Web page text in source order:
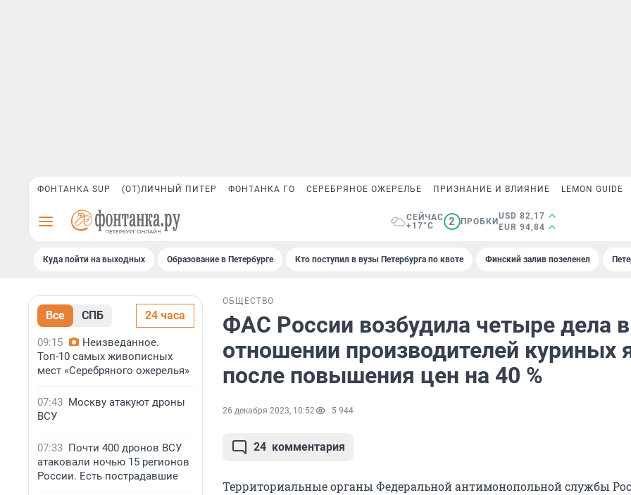
ФОНТАНКА SUP (ОТ)ЛИЧНЫЙ ПИТЕР ФОНТАНКА ГО СЕРЕБРЯНОЕ ОЖЕРЕЛЬЕ ПРИЗНАНИЕ И ВЛИЯНИЕ LEMON GUIDE
СЕЙЧАС
+17°C
2 ПРОБКИ
USD 82,17
EUR 94,84
Куда пойти на выходных Образование в Петербурге Кто поступил в вузы Петербурга по квоте Финский залив позеленел
Все СПБ 24 часа
09:15
Неизведанное.
Топ-10 самых живописных
мест «Серебряного ожерелья»
07:43 Москву атакуют дроны
ВСУ
07:33 Почти 400 дронов ВСУ
атаковали ночью 15 регионов
России. Есть пострадавшие
ОБЩЕСТВО
ФАС России возбудила четыре дела в
отношении производителей куриных
после повышения цен на 40 %
26 декабря 2023, 10:52 5 944
24 комментария
Территориальные органы Федеральной антимонопольной службы